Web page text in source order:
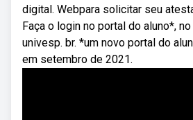
digital. Webpara solicitar seu
Faça o login no portal do aluno*,
univesp. br. *um novo portal do
em setembro de 2021.